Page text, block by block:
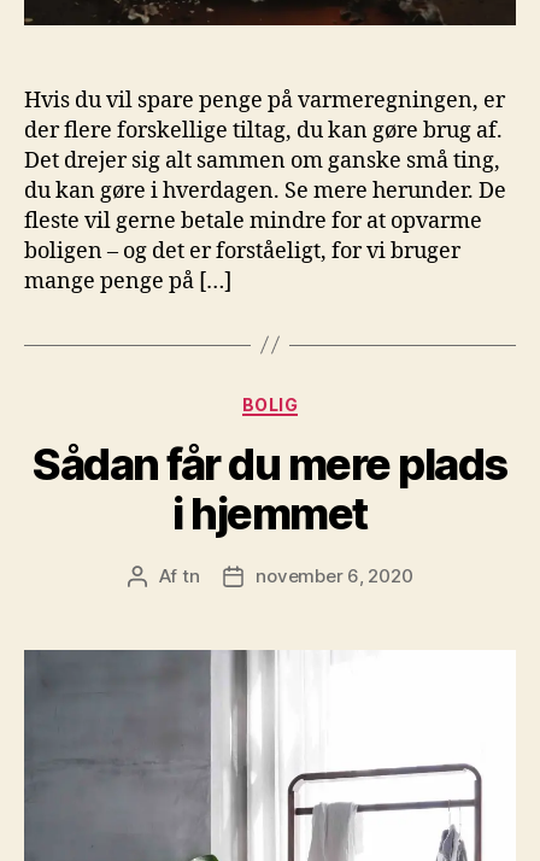
Hvis du vil spare penge på varmeregningen, er
der flere forskellige tiltag, du kan gøre brug af.
Det drejer sig alt sammen om ganske små ting,
du kan gøre i hverdagen. Se mere herunder. De
fleste vil gerne betale mindre for at opvarme
boligen – og det er forståeligt, for vi bruger
mange penge på […]
Kategorier
BOLIG
Sådan får du mere plads
i hjemmet
Indlægsforfatter
Af tn Indlægsdato
november 6, 2020